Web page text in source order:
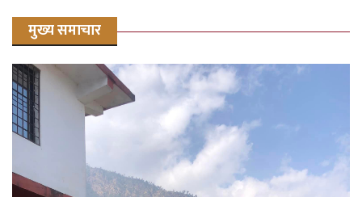
मुख्य समाचार
दशौँ जिल्ला स्तरीय राष्ट्रपति रनिङ शिल्ड प्रतियोगिता
सिङ्गटीमा सुरु